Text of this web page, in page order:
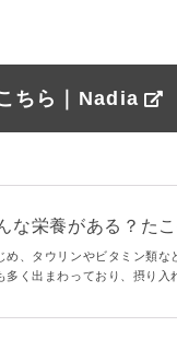
ちら｜Nadia
な栄養がある？た
め、タウリンやビタミン類な
く出まわっており、摂り入